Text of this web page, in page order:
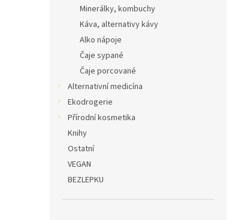
Minerálky, kombuchy
Káva, alternativy kávy
Alko nápoje
Čaje sypané
Čaje porcované
Alternativní medicína
Ekodrogerie
Přírodní kosmetika
Knihy
Ostatní
VEGAN
BEZLEPKU